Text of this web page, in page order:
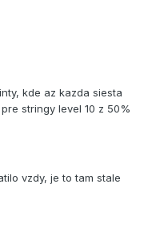
kde az kazda siesta
stringy level 10 z 50%
vzdy, je to tam stale